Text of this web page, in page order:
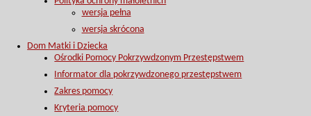
wersja pełna
wersja skrócona
Dom Matki i Dziecka
Ośrodki Pomocy Pokrzywdzonym Przestępstwem
Informator dla pokrzywdzonego przestępstwem
Zakres pomocy
Kryteria pomocy